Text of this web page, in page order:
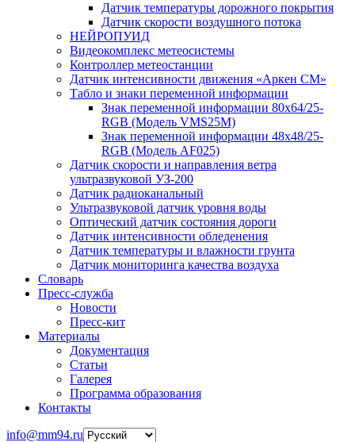
Датчик температуры дорожного покрытия
Датчик скорости воздушного потока
НЕЙРОПУИД
Видеокомплекс метеосистемы
Контроллер метеостанции
Датчик интенсивности движения «Аркен СМ»
Табло и знаки переменной информации
Знак переменной информации 80х64/25-
RGB (Модель VMS25M)
Знак переменной информации 48х48/25-
RGB (Модель АF025)
Датчик скорости и направления ветра
ультразвуковой УЗ-200
Датчик радиоканальный
Ультразвуковой датчик уровня воды
Оптический датчик состояния дороги
Датчик интенсивности обледенения
Датчик температуры и влажности грунта
Датчик мониторинга качества воздуха
Словарь
Пресс-служба
Новости
Пресс-кит
Материалы
Документация
Статьи
Галерея
Программа образования
Контакты
info@mm94.ru